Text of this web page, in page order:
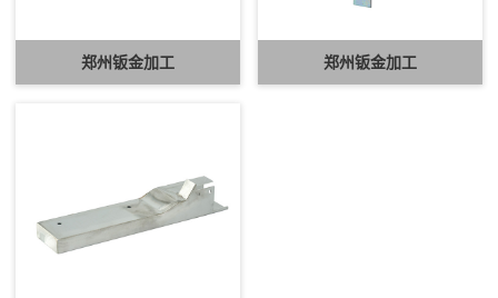
郑州钣金加工 郑州钣金加工